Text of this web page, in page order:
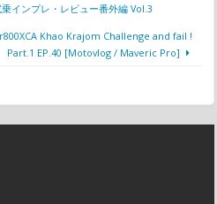
インプレ・レビュー番外編 Vol.3
Khao Krajom Challenge and fail !
Part.1 EP.40 [Motovlog / Maveric Pro]